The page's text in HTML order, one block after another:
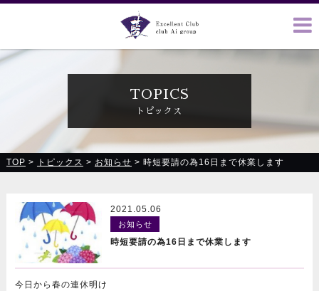
クラブ藍(あい)、クラブ恋(れん)、ルミナス、浪漫館で皆様の
お越しをお待ちしております
TOPICS
トピックス
TOP > トピックス > お知らせ > 時短要請の為16日まで休業します
2021.05.06
お知らせ
時短要請の為16日まで休業します
今日から春の連休明け